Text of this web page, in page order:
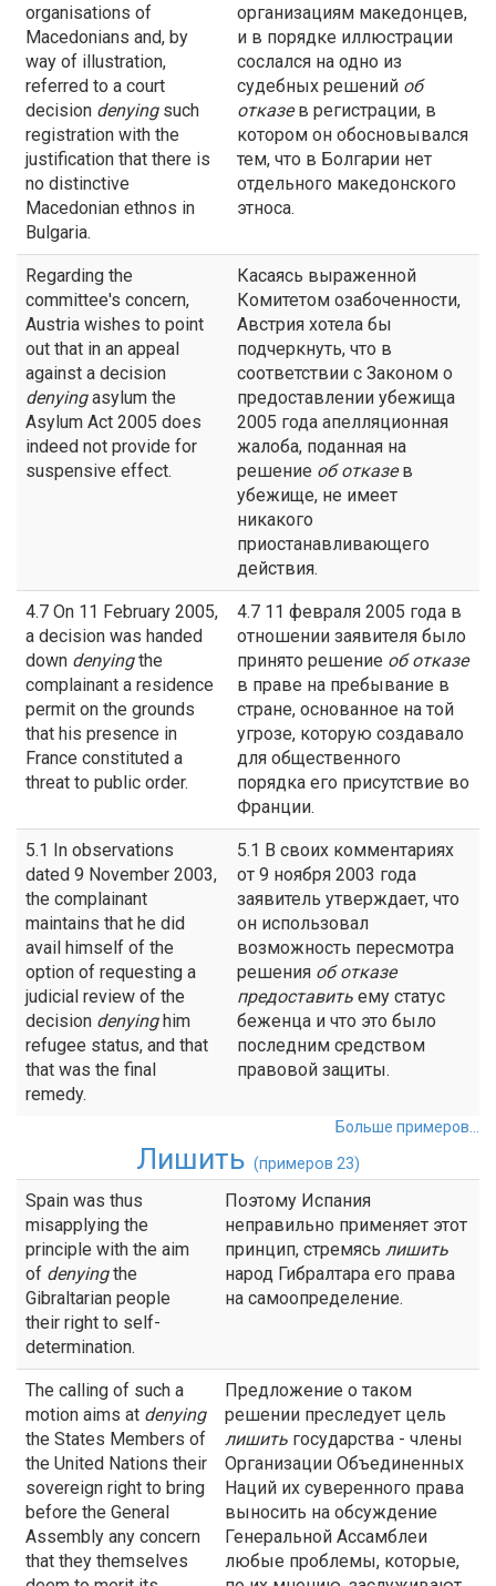
organisations of
Macedonians and, by
way of illustration,
referred to a court
decision denyingsuch
registration with the
justification that there is
no distinctive
Macedonian ethnos in
Bulgaria.
организациям македонцев,
и в порядке иллюстрации
сослался на одно из
судебных решений об
отказев регистрации, в
котором он обосновывался
тем, что в Болгарии нет
отдельного македонского
этноса.
Regarding the
committee's concern,
Austria wishes to point
out that in an appeal
against a decision
denyingasylum the
Asylum Act 2005 does
indeed not provide for
suspensive effect.
Касаясь выраженной
Комитетом озабоченности,
Австрия хотела бы
подчеркнуть, что в
соответствии с Законом о
предоставлении убежища
2005 года апелляционная
жалоба, поданная на
решение оботказев
убежище, не имеет
никакого
приостанавливающего
действия.
4.7 On 11 February 2005,
a decision was handed
down denyingthe
complainant a residence
permit on the grounds
that his presence in
France constituted a
threat to public order.
4.7 11 февраля 2005 года в
отношении заявителя было
принято решение оботказе
в праве на пребывание в
стране, основанное на той
угрозе, которую создавало
для общественного
порядка его присутствие во
Франции.
5.1 In observations
dated 9 November 2003,
the complainant
maintains that he did
avail himself of the
option of requesting a
judicial review of the
decision denyinghim
refugee status, and that
that was the final
remedy.
5.1 В своих комментариях
от 9 ноября 2003 года
заявитель утверждает, что
он использовал
возможность пересмотра
решения об отказе
предоставить ему статус
беженца и что это было
последним средством
правовой защиты.
Больше примеров...
Лишить (примеров 23)
Spain was thus
misapplying the
principle with the aim
of denyingthe
Gibraltarian people
their right to self-
determination.
Поэтому Испания
неправильно применяет этот
принцип, стремясь лишить
народ Гибралтара его права
на самоопределение.
The calling of such a
motion aims at denying
the States Members of
the United Nations their
sovereign right to bring
before the General
Assembly any concern
that they themselves
Предложение о таком
решении преследует цель
лишить государства - члены
Организации Объединенных
Наций их суверенного права
выносить на обсуждение
Генеральной Ассамблеи
любые проблемы, которые,